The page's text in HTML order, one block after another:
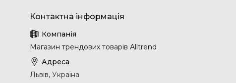
Магазин трендових товарів Alltrend
Львів, Україна